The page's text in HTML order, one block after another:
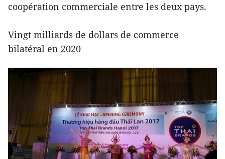
coopération commerciale entre les deux pays.
Vingt milliards de dollars de commerce
bilatéral en 2020